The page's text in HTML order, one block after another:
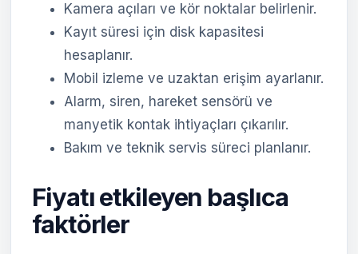
Kamera açıları ve kör noktalar belirlenir.
Kayıt süresi için disk kapasitesi
hesaplanır.
Mobil izleme ve uzaktan erişim ayarlanır.
Alarm, siren, hareket sensörü ve
manyetik kontak ihtiyaçları çıkarılır.
Bakım ve teknik servis süreci planlanır.
Fiyatı etkileyen başlıca
faktörler